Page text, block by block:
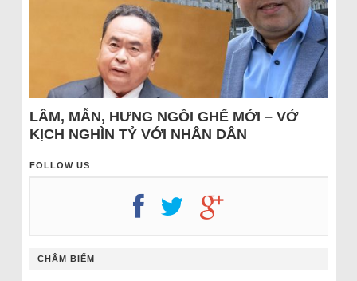
LÂM, MẪN, HƯNG NGỒI GHẾ MỚI – VỞ
KỊCH NGHÌN TỶ VỚI NHÂN DÂN
FOLLOW US
CHÂM BIẾM